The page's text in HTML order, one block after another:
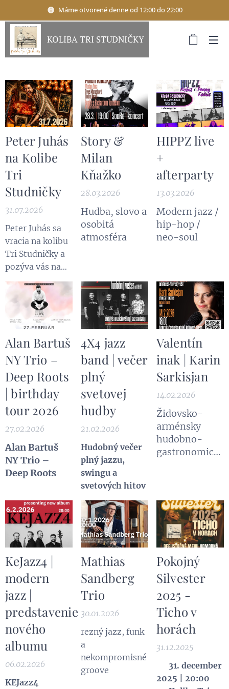
Máme otvorené denne od 12:00 do 22:00
KOLIBA TRI STUDNIČKY
Peter Juhás
na Kolibe
Tri
Studničky
31.07.2026
Peter Juhás sa
vracia na kolibu
Tri Studničky a
pozýva vás na
večer plný
hudby, dobrej
nálady a
priateľskej
atmosféry. V
prípade dobrého
počasia sa
uskutoční v
novom
terasovom bare,
vychutnáte
výhľady na
okolitú prírodu,
osviežujúce
posedenie pod
holým nebom.
Príďte si
zaspievať
známe hity,
objaviť nové
autorské...
Story &
Milan
Kňažko
28.03.2026
Hudba, slovo a
osobitá
atmosféra
HIPPZ live
+
afterparty
13.03.2026
Modern jazz /
hip-hop /
neo-soul
Alan Bartuš
NY Trio –
Deep Roots
| birthday
tour 2026
27.02.2026
Alan Bartuš
NY Trio –
Deep Roots
4X4 jazz
band | večer
plný
svetovej
hudby
21.02.2026
Hudobný večer
plný jazzu,
swingu a
svetových hitov
Valentín
inak | Karin
Sarkisjan
14.02.2026
Židovsko-
arménsky
hudobno-
gastronomický
KeJazz4 |
modern
jazz |
predstavenie
nového
albumu
06.02.2026
KEJazz4
Mathias
Sandberg
Trio
30.01.2026
rezný jazz, funk
a
nekompromisné
groove
Pokojný
Silvester
2025 -
Ticho v
horách
31.12.2025
31. december
2025 | 20:00